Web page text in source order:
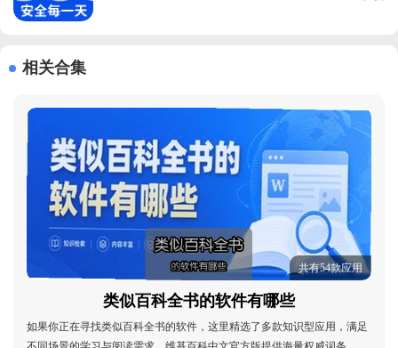
相关合集
共有54款应用
类似百科全书的软件有哪些
如果你正在寻找类似百科全书的软件，这里精选了多款知识型应用，满足